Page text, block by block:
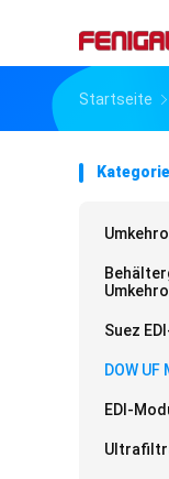
Startseite
Suez
DOW
EDI-